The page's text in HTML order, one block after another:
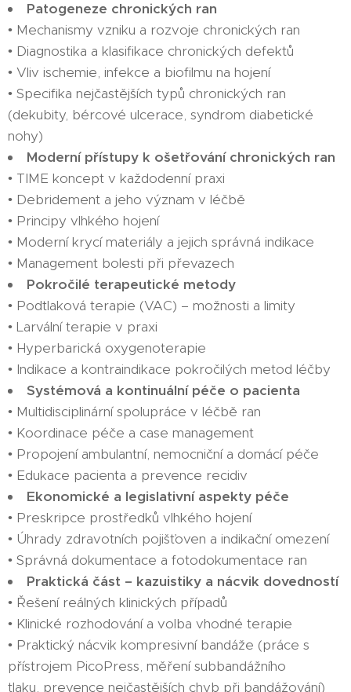
Patogeneze chronických ran
• Mechanismy vzniku a rozvoje chronických ran
• Diagnostika a klasifikace chronických defektů
• Vliv ischemie, infekce a biofilmu na hojení
• Specifika nejčastějších typů chronických ran
(dekubity, bércové ulcerace, syndrom diabetické
nohy)
Moderní přístupy k ošetřování chronických ran
• TIME koncept v každodenní praxi
• Debridement a jeho význam v léčbě
• Principy vlhkého hojení
• Moderní krycí materiály a jejich správná indikace
• Management bolesti při převazech
Pokročilé terapeutické metody
• Podtlaková terapie (VAC) – možnosti a limity
• Larvální terapie v praxi
• Hyperbarická oxygenoterapie
• Indikace a kontraindikace pokročilých metod léčby
Systémová a kontinuální péče o pacienta
• Multidisciplinární spolupráce v léčbě ran
• Koordinace péče a case management
• Propojení ambulantní, nemocniční a domácí péče
• Edukace pacienta a prevence recidiv
Ekonomické a legislativní aspekty péče
• Preskripce prostředků vlhkého hojení
• Úhrady zdravotních pojišťoven a indikační omezení
• Správná dokumentace a fotodokumentace ran
Praktická část – kazuistiky a nácvik dovedností
• Řešení reálných klinických případů
• Klinické rozhodování a volba vhodné terapie
• Praktický nácvik kompresivní bandáže (práce s
přístrojem PicoPress, měření subbandážního
tlaku, prevence nejčastějších chyb při bandážování)